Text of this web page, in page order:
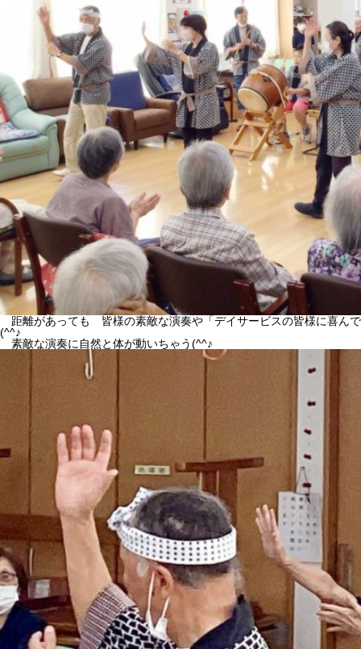
距離があっても 皆様の素敵な演奏や「デイサービスの皆様に喜ん
(^^♪
素敵な演奏に自然と体が動いちゃう(^^♪